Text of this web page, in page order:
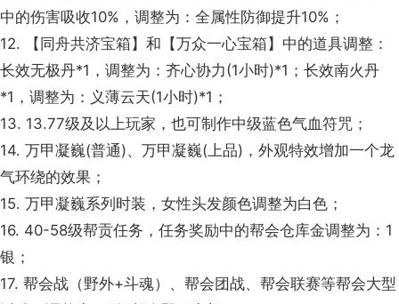
中的伤害吸收10%，调整为：全属性防御提升10%；
12. 【同舟共济宝箱】和【万众一心宝箱】中的道具调整：
长效无极丹*1，调整为：齐心协力(1小时)*1；长效南火丹
*1，调整为：义薄云天(1小时)*1；
13. 13.77级及以上玩家，也可制作中级蓝色气血符咒；
14. 万甲凝巍(普通)、万甲凝巍(上品)，外观特效增加一个龙
气环绕的效果；
15. 万甲凝巍系列时装，女性头发颜色调整为白色；
16. 40-58级帮贡任务，任务奖励中的帮会仓库金调整为：1
银；
17. 帮会战（野外+斗魂）、帮会团战、帮会联赛等帮会大型